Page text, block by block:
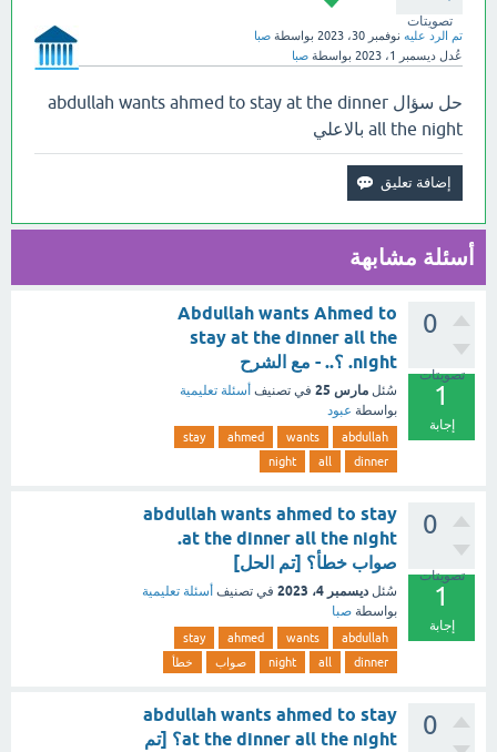
تصويتات
تم الرد عليه نوفمبر 30، 2023 بواسطة صبا
عُدل ديسمبر 1، 2023 بواسطة صبا
حل سؤال abdullah wants ahmed to stay at the dinner
all the night بالاعلي
أسئلة مشابهة
0
تصويتات
1
إجابة
Abdullah wants Ahmed to
stay at the dinner all the
night. ؟.. - مع الشرح
سُئل مارس 25 في تصنيف أسئلة تعليمية
بواسطة عبود
abdullah
wants
ahmed
stay
dinner
all
night
0
تصويتات
1
إجابة
abdullah wants ahmed to stay
at the dinner all the night.
صواب خطأ؟ [تم الحل]
سُئل ديسمبر 4، 2023 في تصنيف أسئلة تعليمية
بواسطة صبا
abdullah
wants
ahmed
stay
dinner
all
night صواب خطأ
0
abdullah wants ahmed to stay
at the dinner all the night؟ [تم